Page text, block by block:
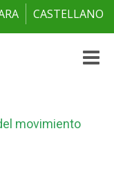
CASTELLANO
Toggle
movimiento